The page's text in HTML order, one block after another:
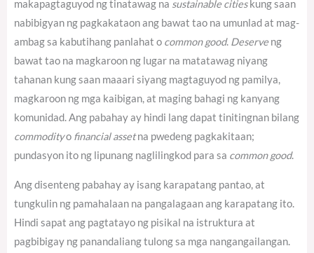
makapagtaguyod ng tinatawag na sustainable citieskung saan
nabibigyan ng pagkakataon ang bawat tao na umunlad at mag-
ambag sa kabutihang panlahat o common good. Deserveng
bawat tao na magkaroon ng lugar na matatawag niyang
tahanan kung saan maaari siyang magtaguyod ng pamilya,
magkaroon ng mga kaibigan, at maging bahagi ng kanyang
komunidad. Ang pabahay ay hindi lang dapat tinitingnan bilang
commodityo financial assetna pwedeng pagkakitaan;
pundasyon ito ng lipunang naglilingkod para sa common good.
Ang disenteng pabahay ay isang karapatang pantao, at
tungkulin ng pamahalaan na pangalagaan ang karapatang ito.
Hindi sapat ang pagtatayo ng pisikal na istruktura at
pagbibigay ng panandaliang tulong sa mga nangangailangan.